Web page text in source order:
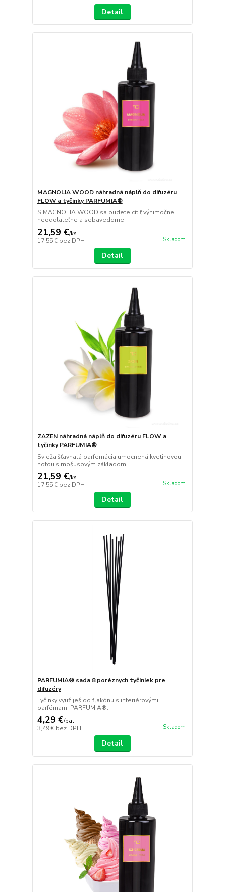
Detail
MAGNOLIA WOOD náhradná náplň do difuzéru
FLOW a tyčinky PARFUMIA®
S MAGNOLIA WOOD sa budete cítiť výnimočne,
neodolateľne a sebavedome.
21,59 €/ks
17,55 € bez DPH Skladom
Detail
ZAZEN náhradná náplň do difuzéru FLOW a
tyčinky PARFUMIA®
Svieža šťavnatá parfemácia umocnená kvetinovou
notou s mošusovým základom.
21,59 €/ks
17,55 € bez DPH Skladom
Detail
PARFUMIA® sada 8 poréznych tyčiniek pre
difuzéry
Tyčinky využiješ do flakónu s interiérovými
parfémami PARFUMIA®.
4,29 €/bal
3,49 € bez DPH Skladom
Detail